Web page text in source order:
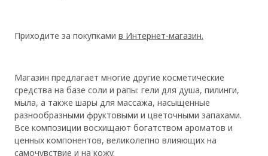
Приходите за покупками в Интернет-магазин.
Магазин предлагает многие другие косметические
средства на базе соли и рапы: гели для душа, пилинги,
мыла, а также шары для массажа, насыщенные
разнообразными фруктовыми и цветочными запахами.
Все композиции восхищают богатством ароматов и
ценных компонентов, великолепно влияющих на
самочувствие и на кожу.